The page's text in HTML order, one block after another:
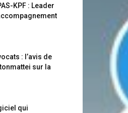
KPF : Leader
: l’avis de
sur la
qui